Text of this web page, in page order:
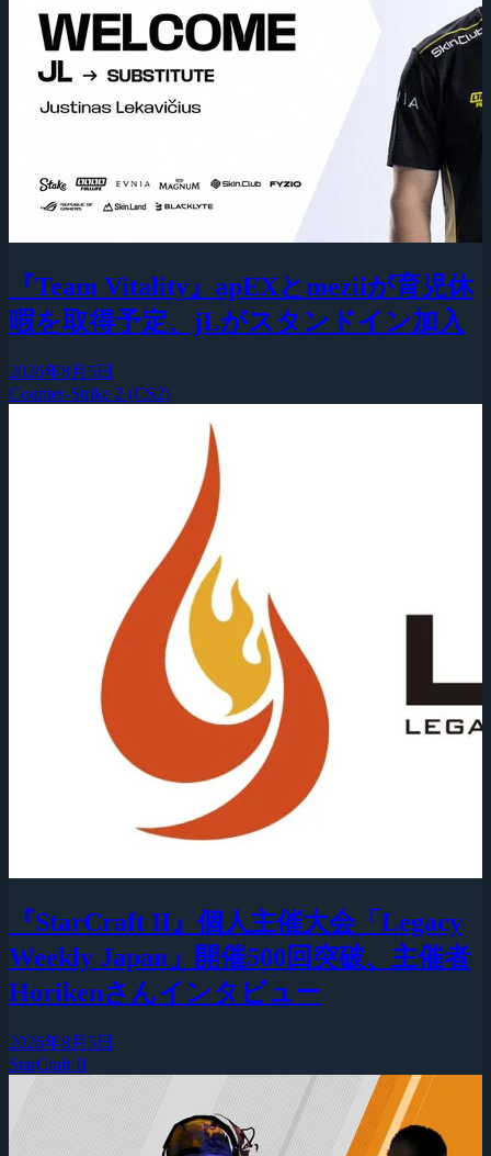
『Team Vitality』apEXとmeziiが育児休
暇を取得予定、jLがスタンドイン加入
2026年8月5日
Counter-Strike 2 (CS2)
『StarCraft II』個人主催大会「Legacy
Weekly Japan」開催500回突破、主催者
Horikenさんインタビュー
2026年8月5日
StarCraft II